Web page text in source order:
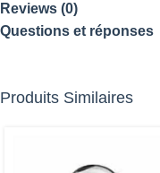
Reviews (0)
Questions et réponses
Produits Similaires